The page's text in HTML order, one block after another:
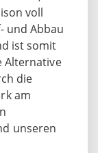
voll
und Abbau
ist somit
Alternative
die
am
unseren